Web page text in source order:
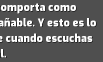
como
Y esto es lo
cuando escuchas
.